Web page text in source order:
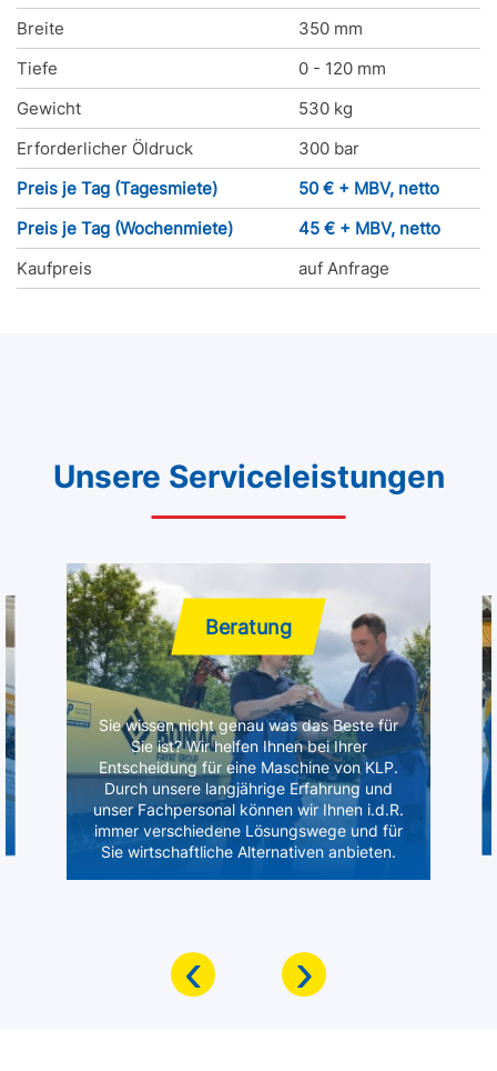
Breite
350 mm
Tiefe
0 - 120 mm
Gewicht
530 kg
Erforderlicher Öldruck
300 bar
Preis je Tag (Tagesmiete)
50 € + MBV, netto
Preis je Tag (Wochenmiete)
45 € + MBV, netto
Kaufpreis
auf Anfrage
Unsere Serviceleistungen
Beratung
Sie wissen nicht genau was das Beste für
Sie ist? Wir helfen Ihnen bei Ihrer
Entscheidung für eine Maschine von KLP.
Durch unsere langjährige Erfahrung und
unser Fachpersonal können wir Ihnen i.d.R.
immer verschiedene Lösungswege und für
Sie wirtschaftliche Alternativen anbieten.
‹ ›